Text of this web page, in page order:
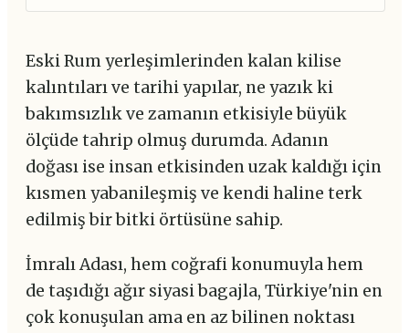
Eski Rum yerleşimlerinden kalan kilise
kalıntıları ve tarihi yapılar, ne yazık ki
bakımsızlık ve zamanın etkisiyle büyük
ölçüde tahrip olmuş durumda. Adanın
doğası ise insan etkisinden uzak kaldığı için
kısmen yabanileşmiş ve kendi haline terk
edilmiş bir bitki örtüsüne sahip.
İmralı Adası, hem coğrafi konumuyla hem
de taşıdığı ağır siyasi bagajla, Türkiye'nin en
çok konuşulan ama en az bilinen noktası